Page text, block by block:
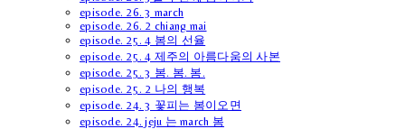
episode. 26. 3 march
episode. 26. 2 chiang mai
episode. 25. 4 봄의 선율
episode. 25. 4 제주의 아름다움의 사본
episode. 25. 3 봄. 봄. 봄.
episode. 25. 2 나의 행복
episode. 24. 3 꽃피는 봄이오면
episode. 24. jeju 는 march 봄